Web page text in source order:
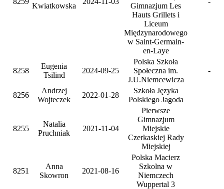
Kwiatkowska
Gimnazjum Les
Hauts Grillets i
Liceum
Międzynarodowego
w Saint-Germain-
en-Laye
8258
Eugenia
Tsilind
2024-09-25
Polska Szkoła
Społeczna im.
J.U.Niemcewicza
-
8256
Andrzej
Wojteczek
2022-01-28
Szkoła Języka
Polskiego Jagoda
8255
Natalia
Pruchniak
2021-11-04
Pierwsze
Gimnazjum
Miejskie
Czerkaskiej Rady
Miejskiej
8251
Anna
Skowron
2021-08-16
Polska Macierz
Szkolna w
Niemczech
Wuppertal 3